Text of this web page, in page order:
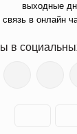
выходные
в онлайн
в